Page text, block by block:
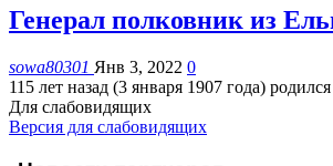
Генерал полковник из
sowa80301 Янв 3, 2022 0
115 лет назад (3 января 1907 года)
Для слабовидящих
Версия для слабовидящих